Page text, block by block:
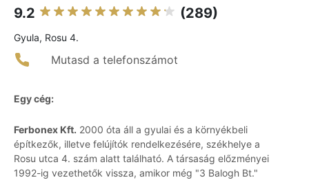
9.2 (289)
Gyula, Rosu 4.
Mutasd a telefonszámot
Egy cég:
Ferbonex Kft. 2000 óta áll a gyulai és a környékbeli
építkezők, illetve felújítók rendelkezésére, székhelye a
Rosu utca 4. szám alatt található. A társaság előzményei
1992-ig vezethetők vissza, amikor még "3 Balogh Bt."